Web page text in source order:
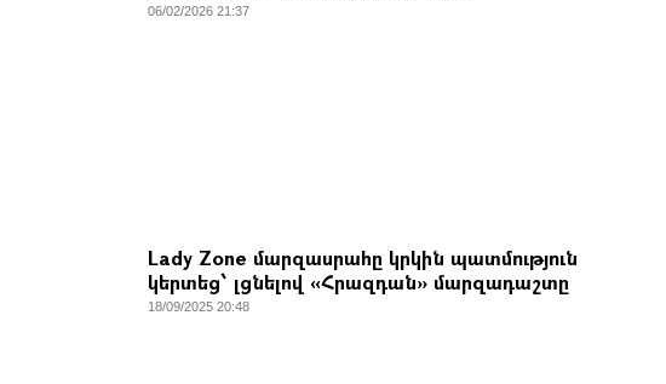
06/02/2026 21:37
Lady Zone մարզասրահը կրկին պատմություն
կերտեց՝ լցնելով «Հրազդան» մարզադաշտը
18/09/2025 20:48